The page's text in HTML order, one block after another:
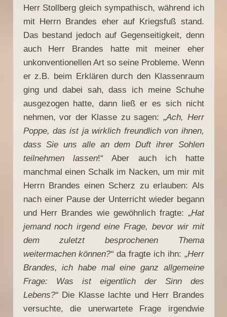
Herr Stollberg gleich sympathisch, während ich
mit Herrn Brandes eher auf Kriegsfuß stand.
Das bestand jedoch auf Gegenseitigkeit, denn
auch Herr Brandes hatte mit meiner eher
unkonventionellen Art so seine Probleme. Wenn
er z.B. beim Erklären durch den Klassenraum
ging und dabei sah, dass ich meine Schuhe
ausgezogen hatte, dann ließ er es sich nicht
nehmen, vor der Klasse zu sagen: „Ach, Herr
Poppe, das ist ja wirklich freundlich von ihnen,
dass Sie uns alle an dem Duft ihrer Sohlen
teilnehmen lassen!“ Aber auch ich hatte
manchmal einen Schalk im Nacken, um mir mit
Herrn Brandes einen Scherz zu erlauben: Als
nach einer Pause der Unterricht wieder begann
und Herr Brandes wie gewöhnlich fragte: „Hat
jemand noch irgend eine Frage, bevor wir mit
dem zuletzt besprochenen Thema
weitermachen können?“ da fragte ich ihn: „Herr
Brandes, ich habe mal eine ganz allgemeine
Frage: Was ist eigentlich der Sinn des
Lebens?“Die Klasse lachte und Herr Brandes
versuchte, die unerwartete Frage irgendwie